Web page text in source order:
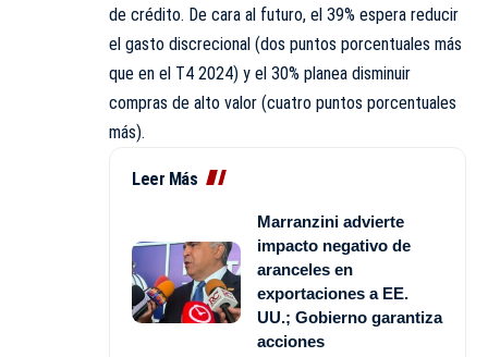
de crédito. De cara al futuro, el 39% espera reducir
el gasto discrecional (dos puntos porcentuales más
que en el T4 2024) y el 30% planea disminuir
compras de alto valor (cuatro puntos porcentuales
más).
Leer Más
Marranzini advierte
impacto negativo de
aranceles en
exportaciones a EE.
UU.; Gobierno garantiza
acciones